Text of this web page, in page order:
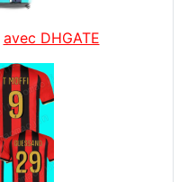
avec DHGATE